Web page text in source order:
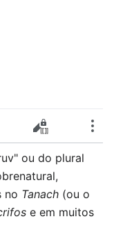
Editar código-fonte
ou do plural
no Tanach (ou o
e em muitos